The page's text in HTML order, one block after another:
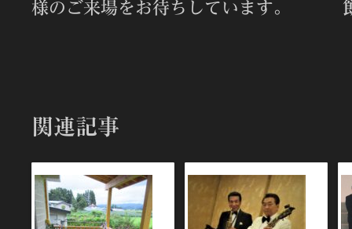
様のご来場をお待ちしています。
関連記事